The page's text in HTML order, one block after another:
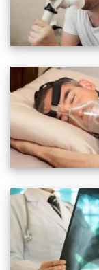
:
en plus
: une
aurait
au Pays